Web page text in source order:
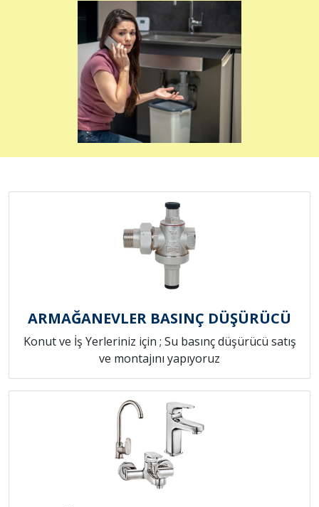
ARMAĞANEVLER BASINÇ DÜŞÜRÜCÜ
Konut ve İş Yerleriniz için ; Su basınç düşürücü satış
ve montajını yapıyoruz